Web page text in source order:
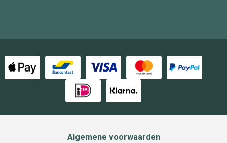
Algemene voorwaarden